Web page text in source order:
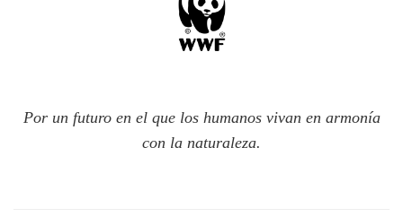
Por un futuro en el que los humanos vivan en armonía
con la naturaleza.